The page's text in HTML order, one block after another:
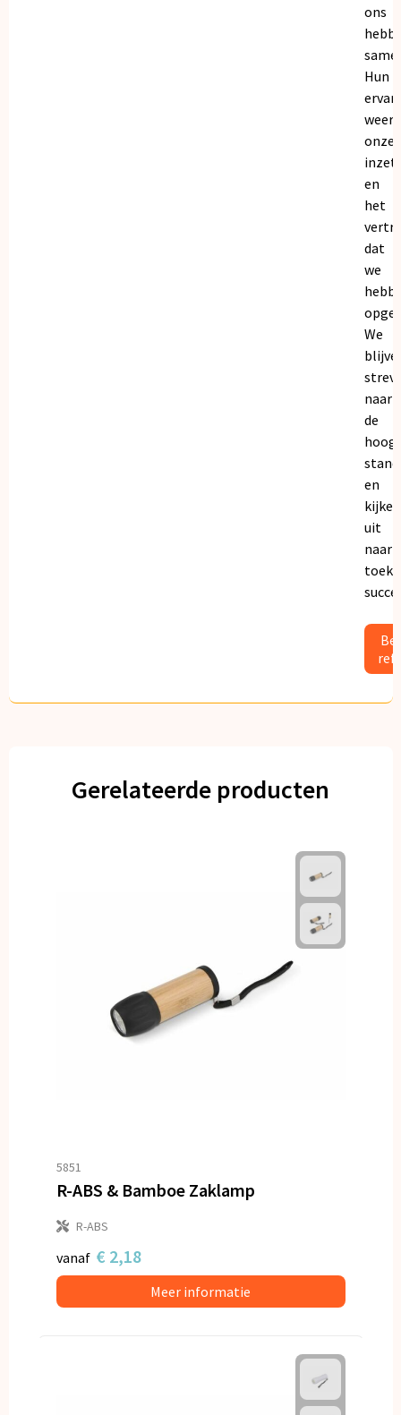
ons
Hun
onze
inzet
en
het
dat
we
We
naar
de
en
kijken
uit
naar
Gerelateerde producten
5851
R-ABS & Bamboe Zaklamp
R-ABS
vanaf € 2,18
Meer informatie